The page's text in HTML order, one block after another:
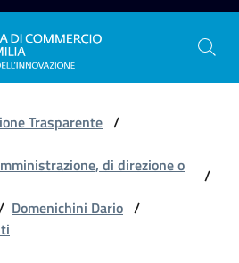
Trasparente /
di direzione o
/
Domenichini Dario /